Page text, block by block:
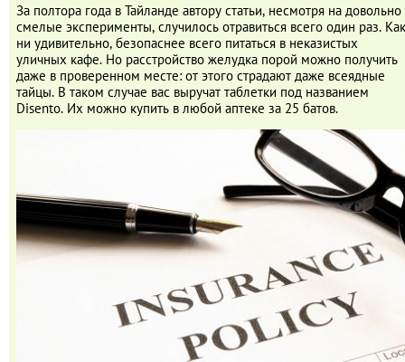
За полтора года в Тайланде автору статьи, несмотря на довольно
смелые эксперименты, случилось отравиться всего один раз. Как
ни удивительно, безопаснее всего питаться в неказистых
уличных кафе. Но расстройство желудка порой можно получить
даже в проверенном месте: от этого страдают даже всеядные
тайцы. В таком случае вас выручат таблетки под названием
Disento. Их можно купить в любой аптеке за 25 батов.